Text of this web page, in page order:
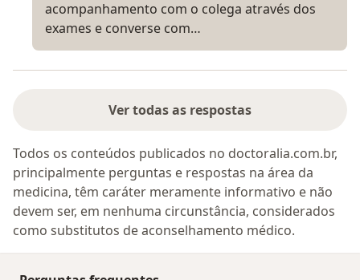
acompanhamento com o colega através dos
exames e converse com…
Ver todas as respostas
Todos os conteúdos publicados no doctoralia.com.br,
principalmente perguntas e respostas na área da
medicina, têm caráter meramente informativo e não
devem ser, em nenhuma circunstância, considerados
como substitutos de aconselhamento médico.